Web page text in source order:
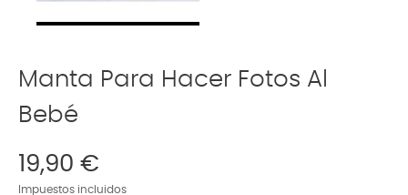
Manta Para Hacer Fotos Al
Bebé
19,90 €
Impuestos incluidos